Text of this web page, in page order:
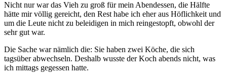
Nicht nur war das Vieh zu groß für mein Abendessen, die Hälfte
hätte mir völlig gereicht, den Rest habe ich eher aus Höflichkeit und
um die Leute nicht zu beleidigen in mich reingestopft, obwohl der
sehr gut war.
Die Sache war nämlich die: Sie haben zwei Köche, die sich
tagsüber abwechseln. Deshalb wusste der Koch abends nicht, was
ich mittags gegessen hatte.